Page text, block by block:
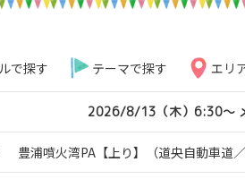
で探す テーマで探す エリ
2026/8/13（木）6:30～
豊浦噴火湾PA【上り】（道央自動車道